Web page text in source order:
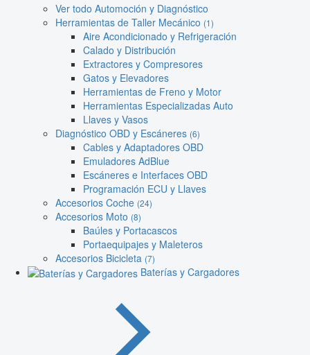
Ver todo Automoción y Diagnóstico
Herramientas de Taller Mecánico (1)
Aire Acondicionado y Refrigeración
Calado y Distribución
Extractores y Compresores
Gatos y Elevadores
Herramientas de Freno y Motor
Herramientas Especializadas Auto
Llaves y Vasos
Diagnóstico OBD y Escáneres (6)
Cables y Adaptadores OBD
Emuladores AdBlue
Escáneres e Interfaces OBD
Programación ECU y Llaves
Accesorios Coche (24)
Accesorios Moto (8)
Baúles y Portacascos
Portaequipajes y Maleteros
Accesorios Bicicleta (7)
Baterías y Cargadores